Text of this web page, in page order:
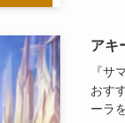
アキ
『サ
おす
ーラ